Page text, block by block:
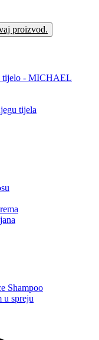
proizvod.
tijelo - MICHAEL
tijela
Shampoo
u spreju